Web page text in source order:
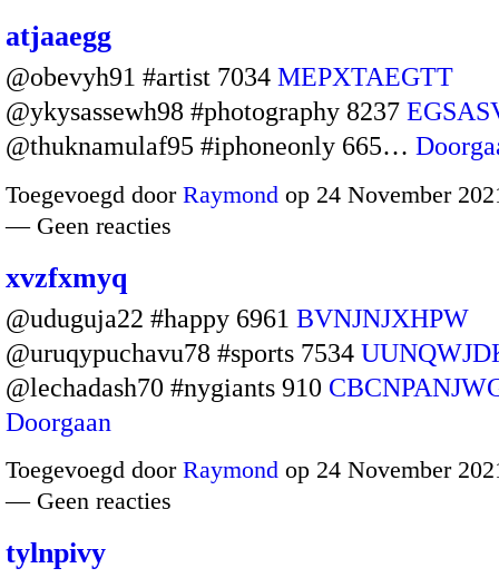
atjaaegg
@obevyh91 #artist 7034 MEPXTAEGTT
@ykysassewh98 #photography 8237
@thuknamulaf95 #iphoneonly 665…
Toegevoegd door Raymond op 24 November
— Geen reacties
xvzfxmyq
@uduguja22 #happy 6961 BVNJNJXHPW
@uruqypuchavu78 #sports 7534
@lechadash70 #nygiants 910
Doorgaan
Toegevoegd door Raymond op 24 November
— Geen reacties
tylnpivy